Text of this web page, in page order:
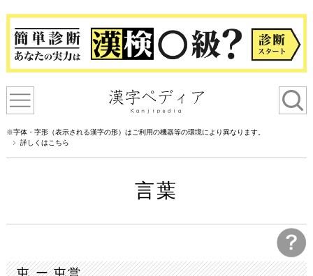
※字体・字形（表示される漢字の形）はご利用の機器等の環境により異なります。
詳しくはこちら
言葉
屯 ー 屯営